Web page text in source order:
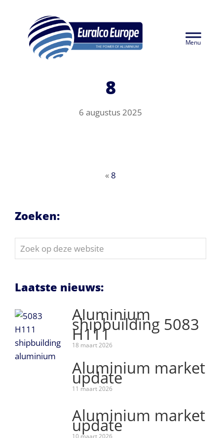
naar
de
hoofd
inhoud
Euralco Europe -
The Power of
Header
8
6 augustus 2025
«8
Zoeken:
Zoek
op
website
Laatste nieuws:
Aluminium
shipbuilding 5083
H111
18 maart 2026
Aluminium market
update
11 maart 2026
Aluminium market
update